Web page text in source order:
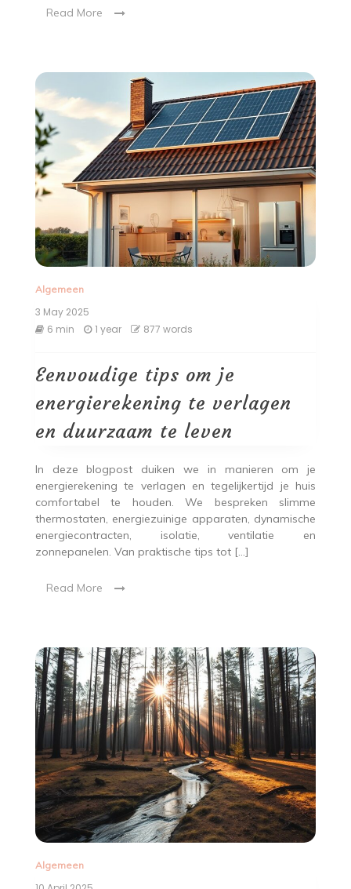
Read More
Algemeen
3 May 2025
6 min
1 year 877 words
Eenvoudige tips om je
energierekening te verlagen
en duurzaam te leven
In deze blogpost duiken we in manieren om je
energierekening te verlagen en tegelijkertijd je huis
comfortabel te houden. We bespreken slimme
thermostaten, energiezuinige apparaten, dynamische
energiecontracten, isolatie, ventilatie en
zonnepanelen. Van praktische tips tot […]
Read More
Algemeen